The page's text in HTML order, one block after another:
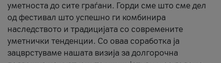
уметноста до сите граѓани. Горди сме што сме дел
од фестивал што успешно ги комбинира
наследството и традицијата со современите
уметнички тенденции. Со оваа соработка ја
зацврстуваме нашата визија за долгорочна